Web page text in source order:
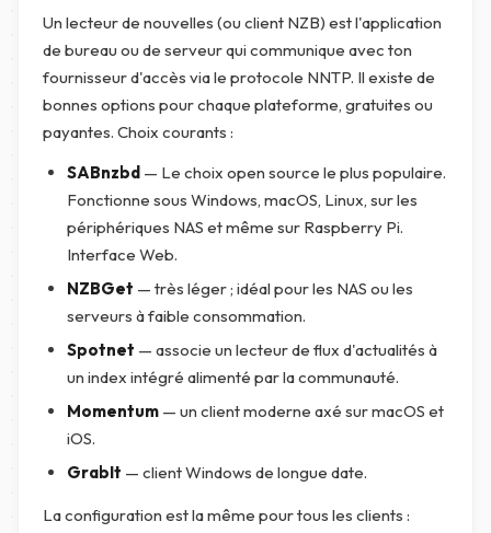
Un lecteur de nouvelles (ou client NZB) est l'application
de bureau ou de serveur qui communique avec ton
fournisseur d'accès via le protocole NNTP. Il existe de
bonnes options pour chaque plateforme, gratuites ou
payantes. Choix courants :
SABnzbd — Le choix open source le plus populaire.
Fonctionne sous Windows, macOS, Linux, sur les
périphériques NAS et même sur Raspberry Pi.
Interface Web.
NZBGet — très léger ; idéal pour les NAS ou les
serveurs à faible consommation.
Spotnet — associe un lecteur de flux d'actualités à
un index intégré alimenté par la communauté.
Momentum — un client moderne axé sur macOS et
iOS.
GrabIt — client Windows de longue date.
La configuration est la même pour tous les clients :